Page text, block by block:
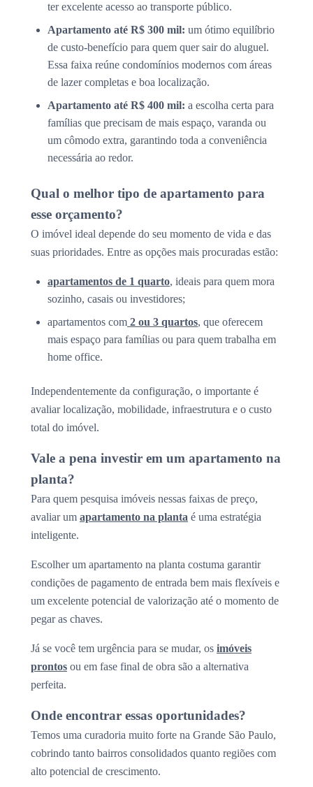
ter excelente acesso ao transporte público.
Apartamento até R$ 300 mil: um ótimo equilíbrio
de custo-benefício para quem quer sair do aluguel.
Essa faixa reúne condomínios modernos com áreas
de lazer completas e boa localização.
Apartamento até R$ 400 mil: a escolha certa para
famílias que precisam de mais espaço, varanda ou
um cômodo extra, garantindo toda a conveniência
necessária ao redor.
Qual o melhor tipo de apartamento para
esse orçamento?
O imóvel ideal depende do seu momento de vida e das
suas prioridades. Entre as opções mais procuradas estão:
apartamentos de 1 quarto, ideais para quem mora
sozinho, casais ou investidores;
apartamentos com 2 ou 3 quartos, que oferecem
mais espaço para famílias ou para quem trabalha em
home office.
Independentemente da configuração, o importante é
avaliar localização, mobilidade, infraestrutura e o custo
total do imóvel.
Vale a pena investir em um apartamento na
planta?
Para quem pesquisa imóveis nessas faixas de preço,
avaliar um apartamento na planta é uma estratégia
inteligente.
Escolher um apartamento na planta costuma garantir
condições de pagamento de entrada bem mais flexíveis e
um excelente potencial de valorização até o momento de
pegar as chaves.
Já se você tem urgência para se mudar, os imóveis
prontos ou em fase final de obra são a alternativa
perfeita.
Onde encontrar essas oportunidades?
Temos uma curadoria muito forte na Grande São Paulo,
cobrindo tanto bairros consolidados quanto regiões com
alto potencial de crescimento.